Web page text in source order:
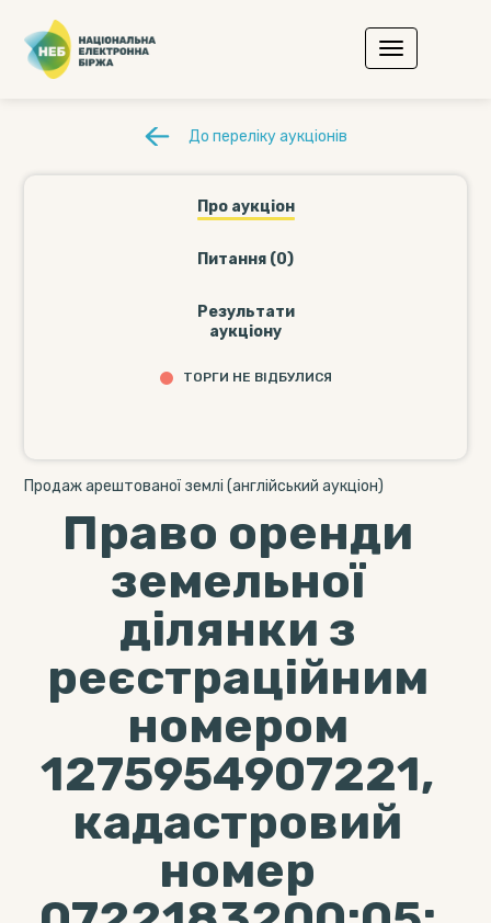
До переліку аукціонів
Про аукціон
Питання (0)
Результати
аукціону
ТОРГИ НЕ ВІДБУЛИСЯ
Продаж арештованої землі (англійський аукціон)
Право оренди
земельної
ділянки з
реєстраційним
номером
1275954907221,
кадастровий
номер